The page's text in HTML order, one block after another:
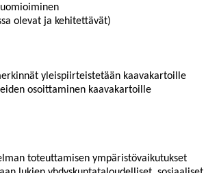
olevat ja kehitettävät)
yleispiirteistetään kaavakartoille
osoittaminen kaavakartoille
toteuttamisen ympäristövaikutukset